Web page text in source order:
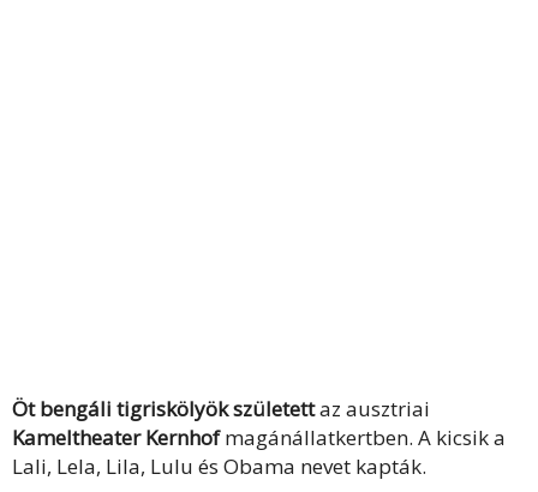
Öt bengáli tigriskölyök születettaz ausztriai
Kameltheater Kernhofmagánállatkertben. A kicsik a
Lali, Lela, Lila, Lulu és Obama nevet kapták.